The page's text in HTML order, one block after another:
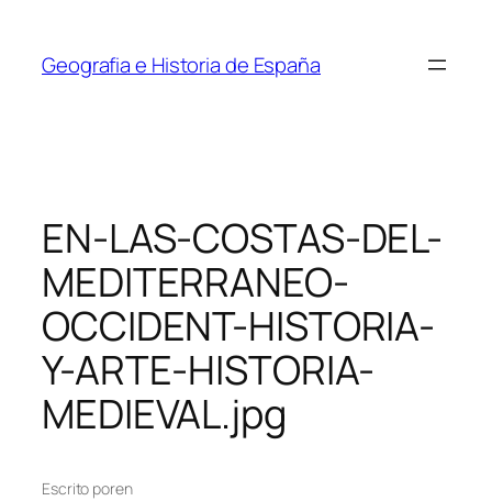
contenido
Geografia e Historia de España
EN-LAS-COSTAS-DEL-
MEDITERRANEO-
OCCIDENT-HISTORIA-
Y-ARTE-HISTORIA-
MEDIEVAL.jpg
Escrito poren